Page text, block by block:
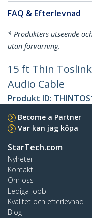
FAQ & Efterlevnad
* Produkters utseende
utan förvarning.
15 ft Thin
Audio Cable
Produkt ID:
Become a Partner
Var kan jag köpa
StarTech.com
Nyheter
Kontakt
Om oss
Lediga jobb
Kvalitet och efterlevnad
Blog